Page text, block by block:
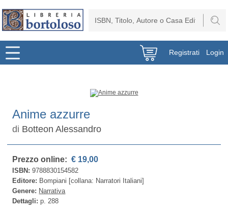
Registrati Login
Anime azzurre
di Botteon Alessandro
Prezzo online: € 19,00
ISBN:9788830154582
Editore: Bompiani [collana: Narratori Italiani]
Genere: Narrativa
Dettagli:p. 288